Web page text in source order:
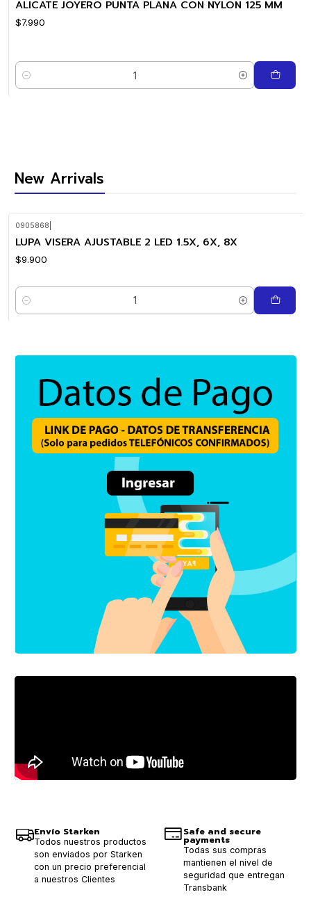
ALICATE JOYERO PUNTA PLANA CON NYLON 125 MM
$7.990
Quantity
New Arrivals
0905868
LUPA VISERA AJUSTABLE 2 LED 1.5X, 6X, 8X
$9.900
Quantity
Envío Starken
Todos nuestros productos
son enviados por Starken
con un precio preferencial
a nuestros Clientes
Safe and secure
payments
Todas sus compras
mantienen el nivel de
seguridad que entregan
Transbank